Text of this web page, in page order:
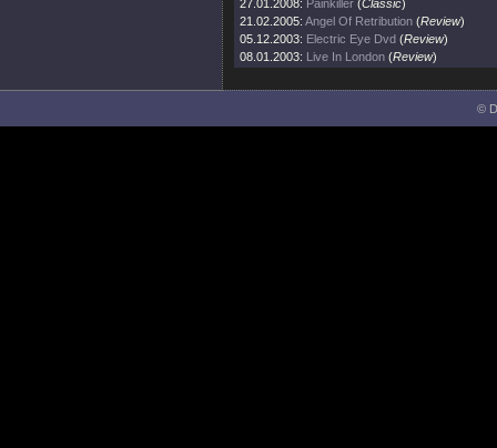
27.01.2008: Painkiller (Classic)
21.02.2005: Angel Of Retribution (Review)
05.12.2003: Electric Eye Dvd (Review)
08.01.2003: Live In London (Review)
©